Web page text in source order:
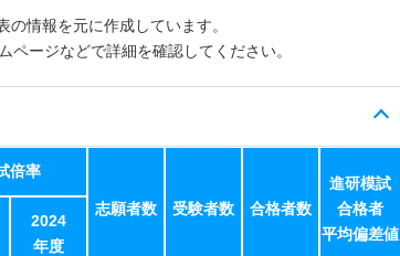
の情報を元に作成しています。
ージなどで詳細を確認してください。
倍率
志願者数 受験者数 合格者数
進研模試
合格者
平均偏差値
2024
年度